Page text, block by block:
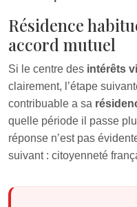
Résidence
accord mutuel
Si le centre des intérêts
clairement, l’étape
contribuable a sa
quelle période il passe
réponse n’est pas
suivant : citoyenneté